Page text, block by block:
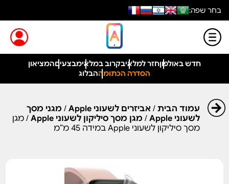
בחר שפה:
חדש באולפוןחזר למלאיבקרוב במלאימבצעיםהמציאון
הסדרה הכתומההבלוג
עמוד הבית/ אביזרים לשעוני Apple / מגני מסך
לשעוני Apple
/ מגן מסך סיליקון לשעוני Apple
/ מגן
מסך סיליקון לשעוני Apple במידה 45 מ”מ